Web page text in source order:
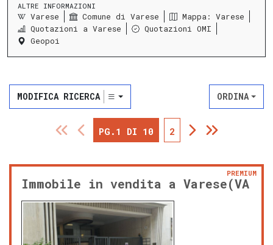
ALTRE INFORMAZIONI
Varese Comune di Varese
Mappa: Varese
Quotazioni a Varese
Quotazioni OMI
Geopoi
MODIFICA RICERCA ORDINA
PG.1 DI 10 2
Immobile in vendita a Varese(VA
PREMIUM